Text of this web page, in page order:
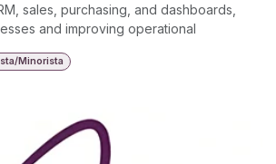
sales, purchasing, and dashboards,
and improving operational
Minorista